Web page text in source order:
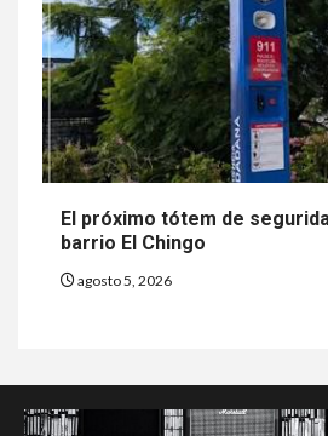
El próximo tótem de
barrio El Chingo
agosto 5, 2026